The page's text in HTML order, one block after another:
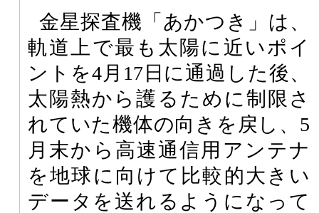
金星探査機「あかつき」は、
軌道上で最も太陽に近いポイ
ントを4月17日に通過した後、
太陽熱から護るために制限さ
れていた機体の向きを戻し、5
月末から高速通信用アンテナ
を地球に向けて比較的大きい
データを送れるようになって